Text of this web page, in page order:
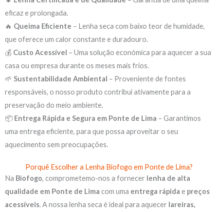
eficaz e prolongada.
🔥 Queima Eficiente – Lenha seca com baixo teor de humidade,
que oferece um calor constante e duradouro.
💰 Custo Acessível – Uma solução económica para aquecer a sua
casa ou empresa durante os meses mais frios.
🌱 Sustentabilidade Ambiental – Proveniente de fontes
responsáveis, o nosso produto contribui ativamente para a
preservação do meio ambiente.
📦 Entrega Rápida e Segura em Ponte de Lima – Garantimos
uma entrega eficiente, para que possa aproveitar o seu
aquecimento sem preocupações.
Porquê Escolher a Lenha Biofogo em Ponte de Lima?
Na Biofogo, comprometemo-nos a fornecer lenha de alta
qualidade em Ponte de Lima com uma entrega rápida e preços
acessíveis. A nossa lenha seca é ideal para aquecer lareiras,